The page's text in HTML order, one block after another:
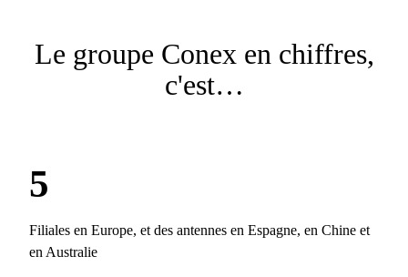
Le groupe Conex en chiffres,
c'est…
5
Filiales en Europe, et des antennes en Espagne, en Chine et
en Australie